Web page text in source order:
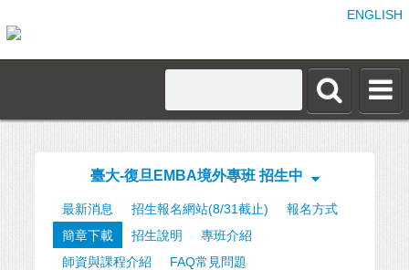
ENGLISH
臺大-復旦EMBA境外專班 招生中
最新消息 招生報名網站(8/31截止)
報名方式
簡章下載
招生說明
專班介紹
師資與課程介紹
FAQ常見問題